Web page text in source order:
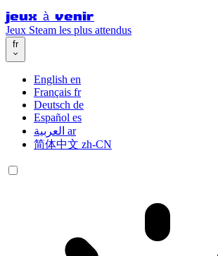
jeux à venir
Jeux Steam les plus attendus
fr
English en
Français fr
Deutsch de
Español es
العربية ar
简体中文 zh-CN